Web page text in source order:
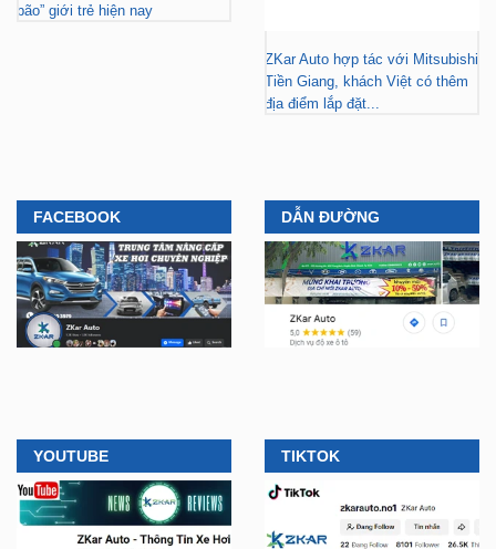
bão” giới trẻ hiện nay
ZKar Auto hợp tác với Mitsubishi
Tiền Giang, khách Việt có thêm
địa điểm lắp đặt...
FACEBOOK DẪN ĐƯỜNG
YOUTUBE TIKTOK